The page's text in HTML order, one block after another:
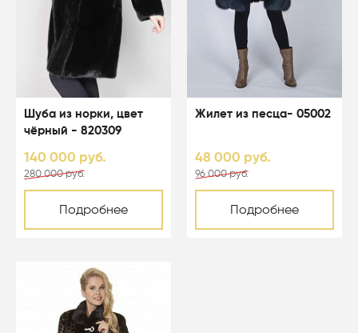
Шуба из норки, цвет
чёрный - 820309
140 000 руб.
280 000 руб.
Подробнее
Жилет из песца- 05002
48 000 руб.
96 000 руб.
Подробнее